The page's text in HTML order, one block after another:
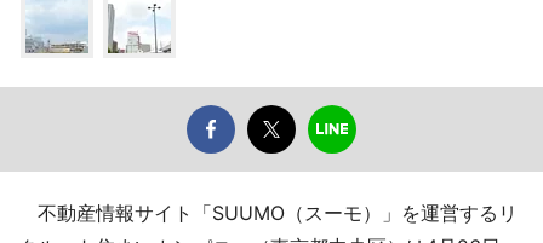
不動産情報サイト「SUUMO（スーモ）」を運営するリ